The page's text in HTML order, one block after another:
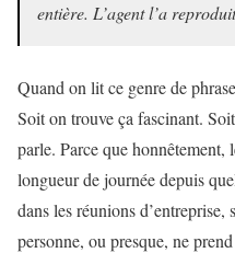
entière. L’agent l’a
Quand on lit ce genre de
Soit on trouve ça fascinant.
parle. Parce que
longueur de journée depuis
dans les réunions
personne, ou presque, ne